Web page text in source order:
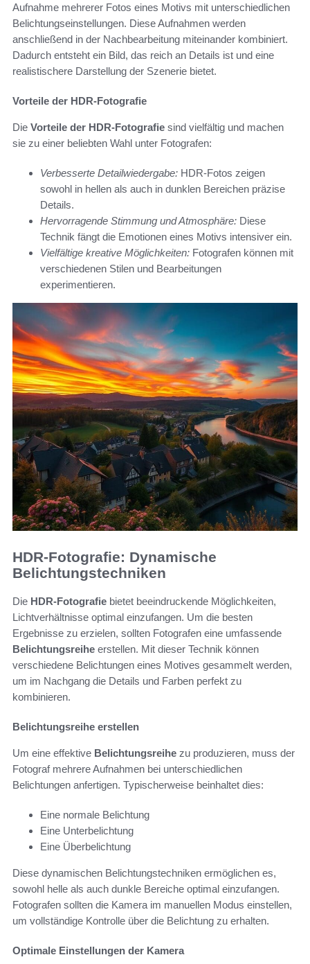
Aufnahme mehrerer Fotos eines Motivs mit unterschiedlichen
Belichtungseinstellungen. Diese Aufnahmen werden
anschließend in der Nachbearbeitung miteinander kombiniert.
Dadurch entsteht ein Bild, das reich an Details ist und eine
realistischere Darstellung der Szenerie bietet.
Vorteile der HDR-Fotografie
Die Vorteile der HDR-Fotografie sind vielfältig und machen
sie zu einer beliebten Wahl unter Fotografen:
Verbesserte Detailwiedergabe: HDR-Fotos zeigen
sowohl in hellen als auch in dunklen Bereichen präzise
Details.
Hervorragende Stimmung und Atmosphäre: Diese
Technik fängt die Emotionen eines Motivs intensiver ein.
Vielfältige kreative Möglichkeiten: Fotografen können mit
verschiedenen Stilen und Bearbeitungen
experimentieren.
HDR-Fotografie: Dynamische
Belichtungstechniken
Die HDR-Fotografie bietet beeindruckende Möglichkeiten,
Lichtverhältnisse optimal einzufangen. Um die besten
Ergebnisse zu erzielen, sollten Fotografen eine umfassende
Belichtungsreihe erstellen. Mit dieser Technik können
verschiedene Belichtungen eines Motives gesammelt werden,
um im Nachgang die Details und Farben perfekt zu
kombinieren.
Belichtungsreihe erstellen
Um eine effektive Belichtungsreihe zu produzieren, muss der
Fotograf mehrere Aufnahmen bei unterschiedlichen
Belichtungen anfertigen. Typischerweise beinhaltet dies:
Eine normale Belichtung
Eine Unterbelichtung
Eine Überbelichtung
Diese dynamischen Belichtungstechniken ermöglichen es,
sowohl helle als auch dunkle Bereiche optimal einzufangen.
Fotografen sollten die Kamera im manuellen Modus einstellen,
um vollständige Kontrolle über die Belichtung zu erhalten.
Optimale Einstellungen der Kamera